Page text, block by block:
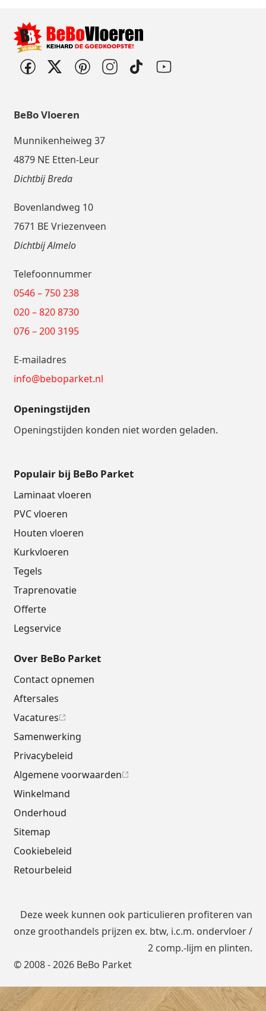
BeBo Vloeren
Munnikenheiweg 37
4879 NE Etten-Leur
Dichtbij Breda
Bovenlandweg 10
7671 BE Vriezenveen
Dichtbij Almelo
Telefoonnummer
0546 – 750 238
020 – 820 8730
076 – 200 3195
E-mailadres
info@beboparket.nl
Openingstijden
Openingstijden konden niet worden geladen.
Populair bij BeBo Parket
Laminaat vloeren
PVC vloeren
Houten vloeren
Kurkvloeren
Tegels
Traprenovatie
Offerte
Legservice
Over BeBo Parket
Contact opnemen
Aftersales
Vacatures
Samenwerking
Privacybeleid
Algemene voorwaarden
Winkelmand
Onderhoud
Sitemap
Cookiebeleid
Retourbeleid
© 2008 - 2026 BeBo Parket
Deze week kunnen ook particulieren profiteren van
onze groothandels prijzen ex. btw, i.c.m. ondervloer/
2 comp.-lijm en plinten.